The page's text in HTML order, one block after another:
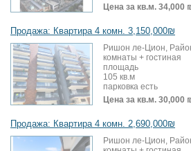
Цена за кв.м. 34,000
Продажа: Квартира 4 комн. 3,150,000₪
Ришон ле-Цион,
комнаты + гостиная
площадь
105 кв.м
парковка есть
Цена за кв.м. 30,000
Продажа: Квартира 4 комн. 2,690,000₪
Ришон ле-Цион,